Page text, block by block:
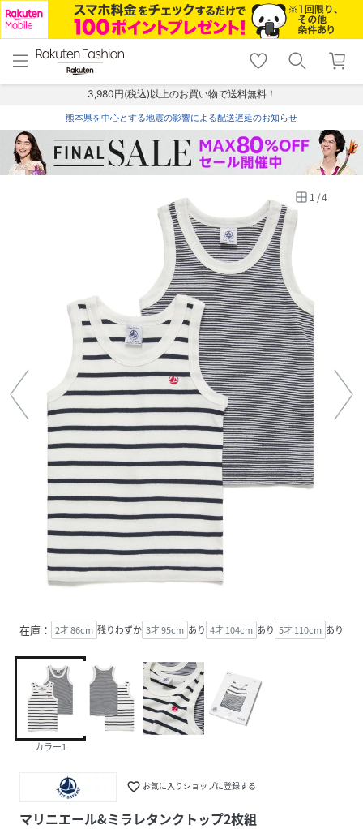
menu home
トップ
shopping_cart lock_outline
ログイン
3,980円(税込)以上のお買い物で送料無料！
熊本県を中心とする地震の影響による配送遅延のお知らせ
1 /4
在庫： 2才 86cm 残りわずか 3才 95cm あり 4才 104cm あり 5才 110cm あり
カラー1
favorite_border お気に入りショップに登録する
マリニエール&ミラレタンクトップ2枚組